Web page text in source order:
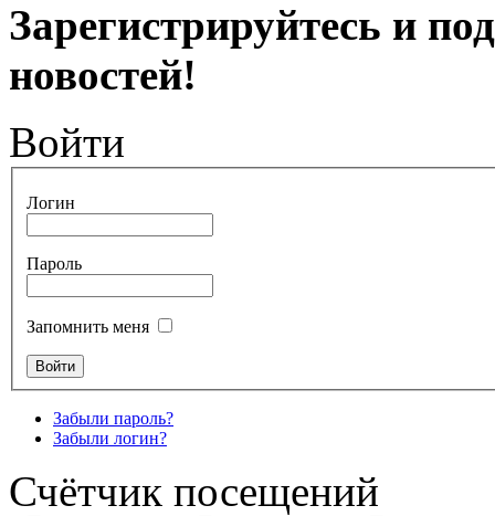
Зарегистрируйтесь и
новостей!
Войти
Логин
Пароль
Запомнить меня
Забыли пароль?
Забыли логин?
Счётчик посещений